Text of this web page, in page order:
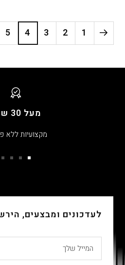
1
2
3
4
5
מעל 30 שנה
מקצועיות ללא
לעדכונים ומבצעים,
המייל שלך